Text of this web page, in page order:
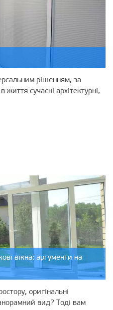
рішенням, за
сучасні архітектурні,
вікна: аргументи на
оригінальні
вид? Тоді вам